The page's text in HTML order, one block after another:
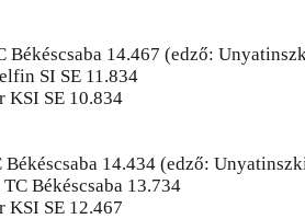
Békéscsaba 14.467 (edző:
SI SE 11.834
KSI SE 10.834
14.434 (edző:
Békéscsaba 13.734
KSI SE 12.467